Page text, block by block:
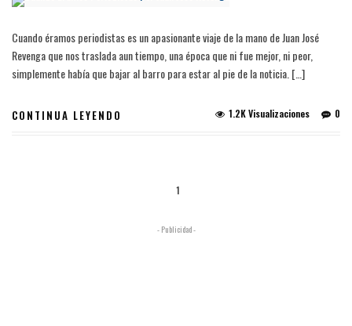
Cuando éramos periodistas es un apasionante viaje de la mano de Juan José
Revenga que nos traslada aun tiempo, una época que ni fue mejor, ni peor,
simplemente había que bajar al barro para estar al pie de la noticia. […]
CONTINUA LEYENDO 0
1.2K Visualizaciones
1
- Publicidad -